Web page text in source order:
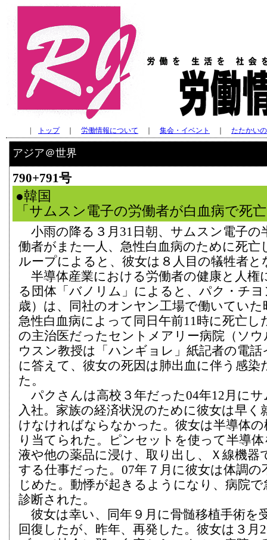
トップ｜ 労働情報について 集会・イベント たたかい
アジア＠世界
790+791号
●韓国
「サムスン電子の労働者が白血病で死
小雨の降る３月31日朝、サムスン電子の
働者がまた一人、急性白血病のために死亡
ループによると、彼女は８人目の犠牲者と
半導体産業における労働者の健康と人権
る団体「バノリム」によると、パク・チ
歳）は、同社のオンヤン工場で働いてい
急性白血病によって同日午前11時に死亡し
の主治医だったセントメアリー病院（ソ
ウスン教授は「ハンギョレ」紙記者の電
に答えて、彼女の死因は肺出血に伴う感染
た。
パクさんは高校３年だった04年12月に
入社。家族の経済状況のために彼女は早く
けなければならなかった。彼女は半導体の
り当てられた。ピンセットを使って半導
液や他の薬品に浸け、取り出し、Ｘ線機器
する仕事だった。07年７月に彼女は体調の
じめた。動悸が起きるようになり、病院で
診断された。
彼女は幸い、同年９月に骨髄移植手術を
回復したが、昨年、再発した。彼女は３月